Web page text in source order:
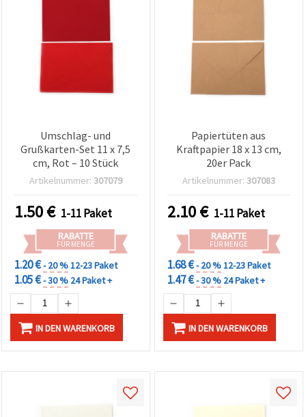
Umschlag- und
Grußkarten-Set 11 x 7,5
cm, Rot – 10 Stück
Artikelnummer: 307079
1.50€ 1-11 Paket
RABATTE
FÜR MENGE
1.20 €- 20 %12-23 Paket
1.05 €- 30 % 24 Paket +
IN DEN WARENKORB
Papiertüten aus
Kraftpapier 18 x 13 cm,
20er Pack
Artikelnummer: 307083
2.10€ 1-11 Paket
RABATTE
FÜR MENGE
1.68 €- 20 %12-23 Paket
1.47 €- 30 % 24 Paket +
IN DEN WARENKORB